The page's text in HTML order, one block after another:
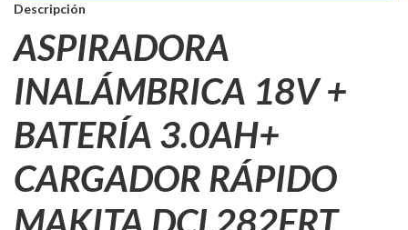
Descripción
ASPIRADORA
INALÁMBRICA 18V +
BATERÍA 3.0AH+
CARGADOR RÁPIDO